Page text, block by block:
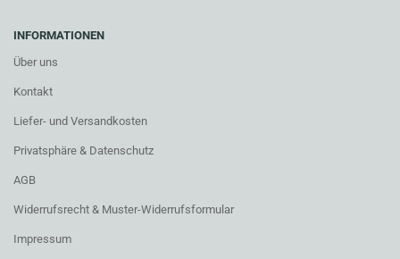
INFORMATIONEN
Über uns
Kontakt
Liefer- und Versandkosten
Privatsphäre & Datenschutz
AGB
Widerrufsrecht & Muster-Widerrufsformular
Impressum